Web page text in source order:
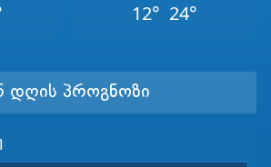
12° 24°
დღის პროგნოზი